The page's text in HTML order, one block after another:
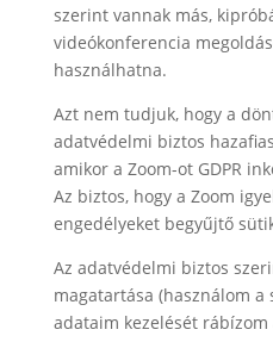
szerint vannak más,
videókonferencia
használhatna.
Azt nem tudjuk, hogy a
adatvédelmi biztos
amikor a Zoom-ot GDPR
Az biztos, hogy a Zoom
engedélyeket begyűjtő
Az adatvédelmi biztos
magatartása (használom
adataim kezelését rábízom